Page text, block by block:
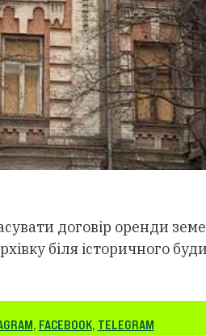
договір оренди
біля історичного
, FACEBOOK, TELEGRAM